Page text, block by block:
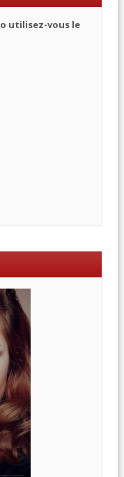
utilisez-vous le